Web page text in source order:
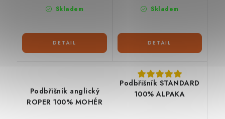
Skladem Skladem
Podbřišník anglický
ROPER 100% MOHÉR
Podbřišník STANDARD
100% ALPAKA